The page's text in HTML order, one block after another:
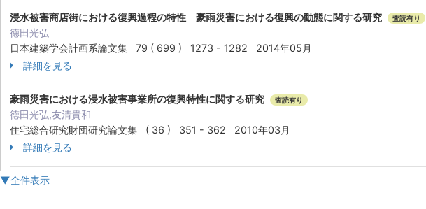
浸水被害商店街における復興過程の特性 豪雨災害における復興の動態に関する研究 査読有り
徳田光弘
日本建築学会計画系論文集 79 ( 699 ) 1273 - 1282 2014年05月
詳細を見る
豪雨災害における浸水被害事業所の復興特性に関する研究 査読有り
徳田光弘,友清貴和
住宅総合研究財団研究論文集 ( 36 ) 351 - 362 2010年03月
詳細を見る
▼全件表示